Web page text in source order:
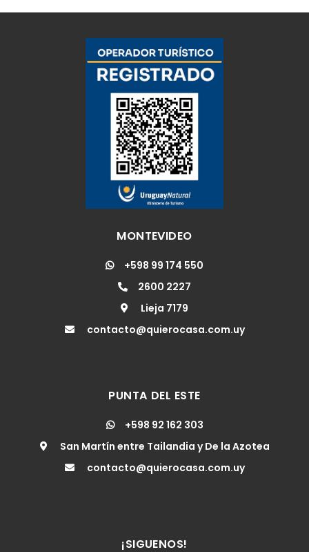
MONTEVIDEO
+598 99 174 550
2600 2227
Lieja 7179
contacto@quierocasa.com.uy
PUNTA DEL ESTE
+598 92 162 303
San Martín entre Tailandia y De la Azotea
contacto@quierocasa.com.uy
¡SIGUENOS!